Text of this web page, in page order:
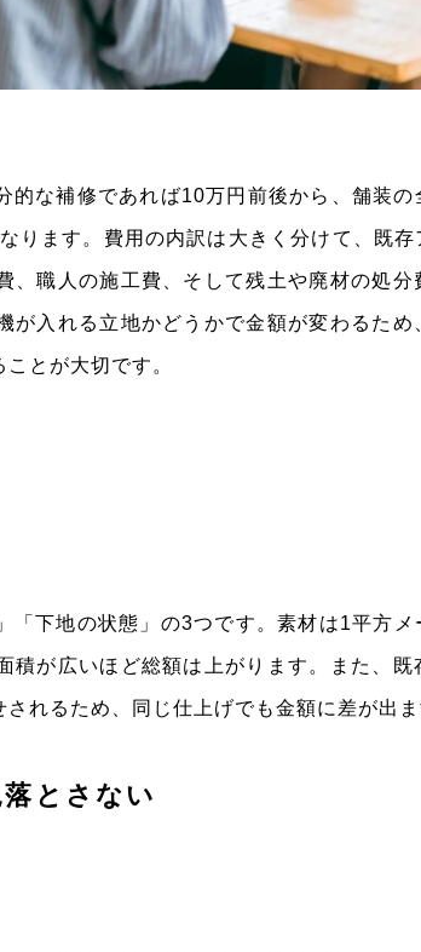
的な補修であれば10万円前後から、舗装
ります。費用の内訳は大きく分けて、既
、職人の施工費、そして残土や廃材の処
が入れる立地かどうかで金額が変わるた
とが大切です。
「下地の状態」の3つです。素材は1平方メ
積が広いほど総額は上がります。また、
れるため、同じ仕上げでも金額に差が出ま
とさない